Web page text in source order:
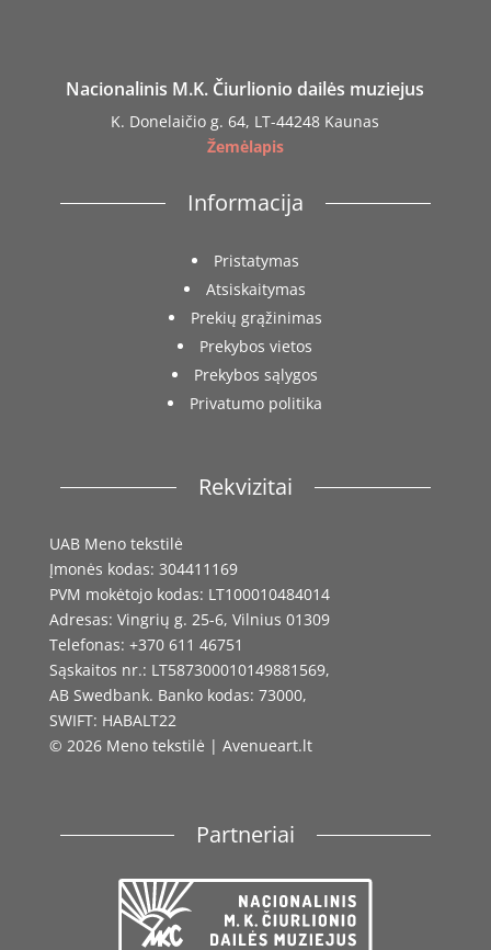
Nacionalinis M.K. Čiurlionio dailės muziejus
K. Donelaičio g. 64, LT-44248 Kaunas
Žemėlapis
Informacija
Pristatymas
Atsiskaitymas
Prekių grąžinimas
Prekybos vietos
Prekybos sąlygos
Privatumo politika
Rekvizitai
UAB Meno tekstilė
Įmonės kodas: 304411169
PVM mokėtojo kodas: LT100010484014
Adresas: Vingrių g. 25-6, Vilnius 01309
Telefonas: +370 611 46751
Sąskaitos nr.: LT587300010149881569,
AB Swedbank. Banko kodas: 73000,
SWIFT: HABALT22
© 2026 Meno tekstilė | Avenueart.lt
Partneriai